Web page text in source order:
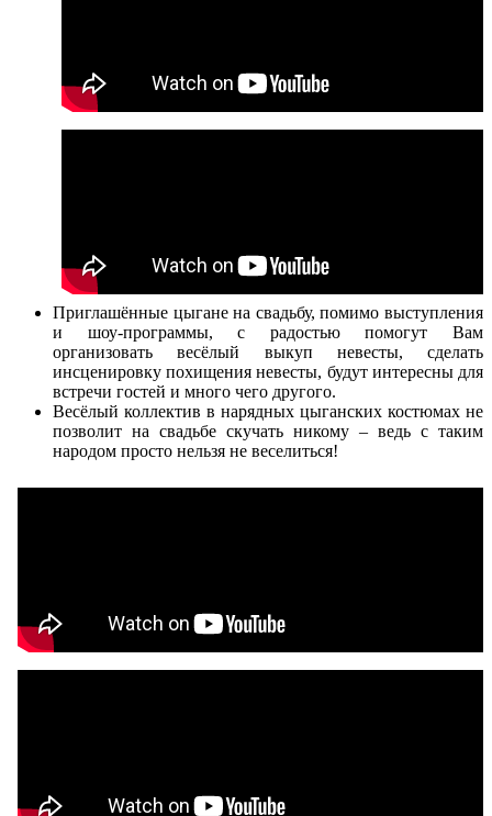
Приглашённые цыгане на свадьбу, помимо выступления
и шоу-программы, с радостью помогут Вам
организовать весёлый выкуп невесты, сделать
инсценировку похищения невесты, будут интересны для
встречи гостей и много чего другого.
Весёлый коллектив в нарядных цыганских костюмах не
позволит на свадьбе скучать никому – ведь с таким
народом просто нельзя не веселиться!